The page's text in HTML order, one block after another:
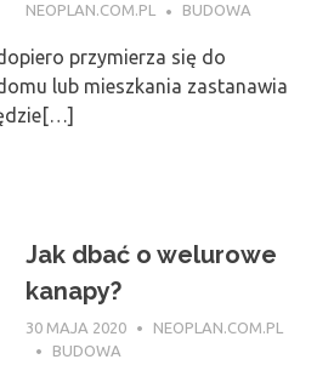
NEOPLAN.COM.PL
BUDOWA
przymierza się do
lub mieszkania zastanawia
Jak dbać o welurowe
kanapy?
30 MAJA 2020
NEOPLAN.COM.PL
BUDOWA